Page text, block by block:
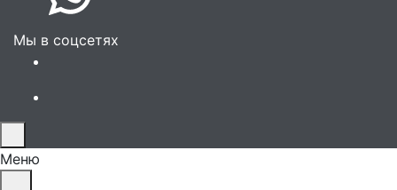
Мы в соцсетях
Меню